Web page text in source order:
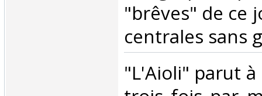
"brêves" de ce
centrales sans
‎"L'Aioli" parut